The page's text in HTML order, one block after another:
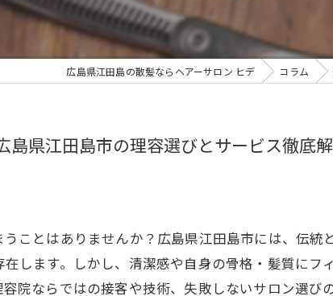
広島県江田島の散髪ならヘアーサロン ヒデ コラム
島県江田島市の理容選びとサービス徹底
ことはありませんか？広島県江田島市には、伝
します。しかし、清潔感や自身の骨格・髪質に
院ならではの接客や技術、失敗しないサロン選